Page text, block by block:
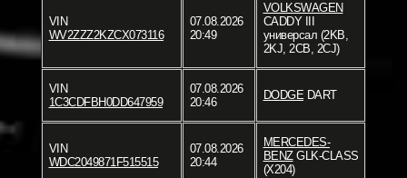
VIN
WV2ZZZ2KZCX073116
07.08.2026
20:49
VOLKSWAGEN
CADDY III
универсал (2KB,
2KJ, 2CB, 2CJ)
VIN
1C3CDFBH0DD647959
07.08.2026
20:46
DODGEDART
VIN
WDC2049871F515515
07.08.2026
20:44
MERCEDES-
BENZGLK-CLASS
(X204)